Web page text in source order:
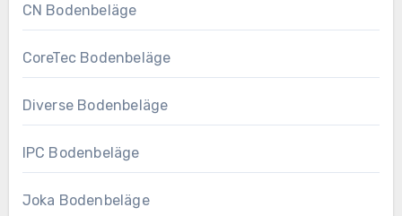
CN Bodenbeläge
CoreTec Bodenbeläge
Diverse Bodenbeläge
IPC Bodenbeläge
Joka Bodenbeläge